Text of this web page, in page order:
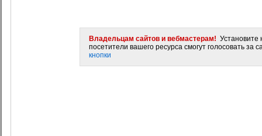
Владельцам сайтов и вебмастерам! Установите
посетители вашего ресурса смогут голосовать за
кнопки